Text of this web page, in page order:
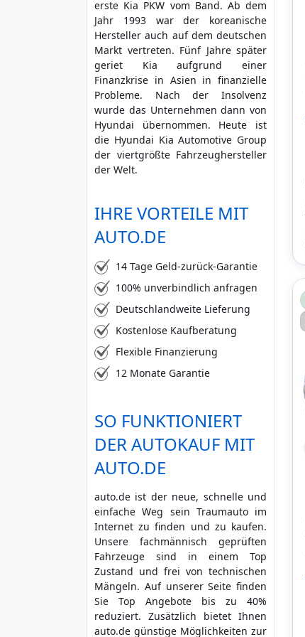
mehr Kriterien
erste Kia PKW vom Band. Ab dem
Jahr 1993 war der koreanische
Hersteller auch auf dem deutschen
Markt vertreten. Fünf Jahre später
geriet Kia aufgrund einer
Finanzkrise in Asien in finanzielle
Probleme. Nach der Insolvenz
wurde das Unternehmen dann von
Hyundai übernommen. Heute ist
die Hyundai Kia Automotive Group
der viertgrößte Fahrzeughersteller
der Welt.
IHRE VORTEILE MIT
AUTO.DE
14 Tage Geld-zurück-Garantie
100% unverbindlich anfragen
Deutschlandweite Lieferung
Kostenlose Kaufberatung
Flexible Finanzierung
12 Monate Garantie
SO FUNKTIONIERT
DER AUTOKAUF MIT
AUTO.DE
auto.de ist der neue, schnelle und
einfache Weg sein Traumauto im
Internet zu finden und zu kaufen.
Unsere fachmännisch geprüften
Fahrzeuge sind in einem Top
Zustand und frei von technischen
Mängeln. Auf unserer Seite finden
Sie Top Angebote bis zu 40%
reduziert. Zusätzlich bietet Ihnen
auto.de günstige Möglichkeiten zur